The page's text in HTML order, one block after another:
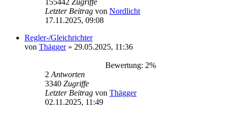
Letzter Beitrag von Nordlicht
17.11.2025, 09:08
Regler-/Gleichrichter
von Thägger» 29.05.2025, 11:36
Bewertung: 2%
2 Antworten
3340 Zugriffe
Letzter Beitrag von Thägger
02.11.2025, 11:49